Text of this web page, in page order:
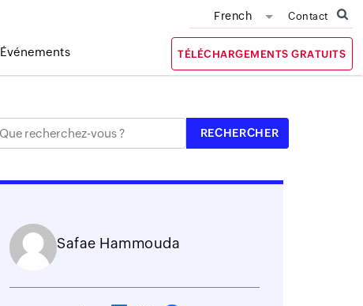
French Contact
Événements TÉLÉCHARGEMENTS GRATUITS
Safae Hammouda